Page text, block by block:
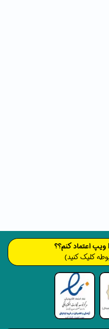
ویپ اعتماد کنم؟؟
کلیک کنید)